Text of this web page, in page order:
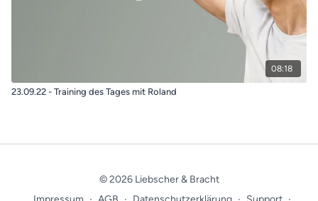
08:18
23.09.22 - Training des Tages mit Roland
© 2026 Liebscher & Bracht